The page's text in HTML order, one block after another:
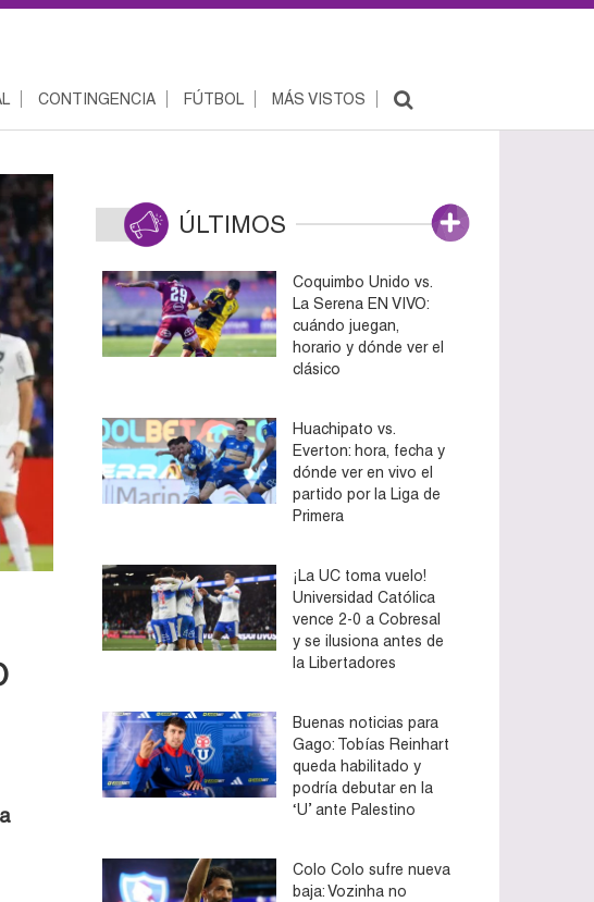
CONTINGENCIA FÚTBOL MÁS VISTOS
ÚLTIMOS
Coquimbo Unido vs.
La Serena EN VIVO:
cuándo juegan,
horario y dónde ver el
clásico
Huachipato vs.
Everton: hora, fecha y
dónde ver en vivo el
partido por la Liga de
Primera
¡La UC toma vuelo!
Universidad Católica
vence 2-0 a Cobresal
y se ilusiona antes de
la Libertadores
Buenas noticias para
Gago: Tobías Reinhart
queda habilitado y
podría debutar en la
‘U’ ante Palestino
Colo Colo sufre nueva
baja: Vozinha no